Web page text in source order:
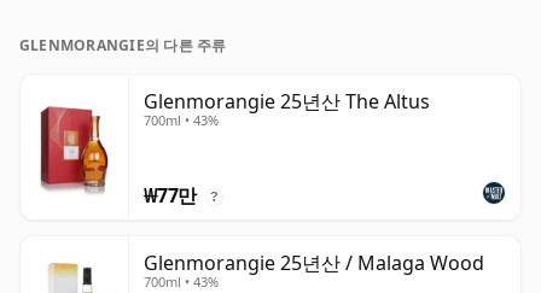
GLENMORANGIE의 다른 주류
Glenmorangie 25년산 The Altus
700ml • 43%
₩77만 ?
Glenmorangie 25년산 / Malaga Wood
700ml • 43%